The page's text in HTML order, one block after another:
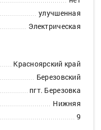
улучшенная
Электрическая
Красноярский край
Березовский
пгт. Березовка
Нижняя
9